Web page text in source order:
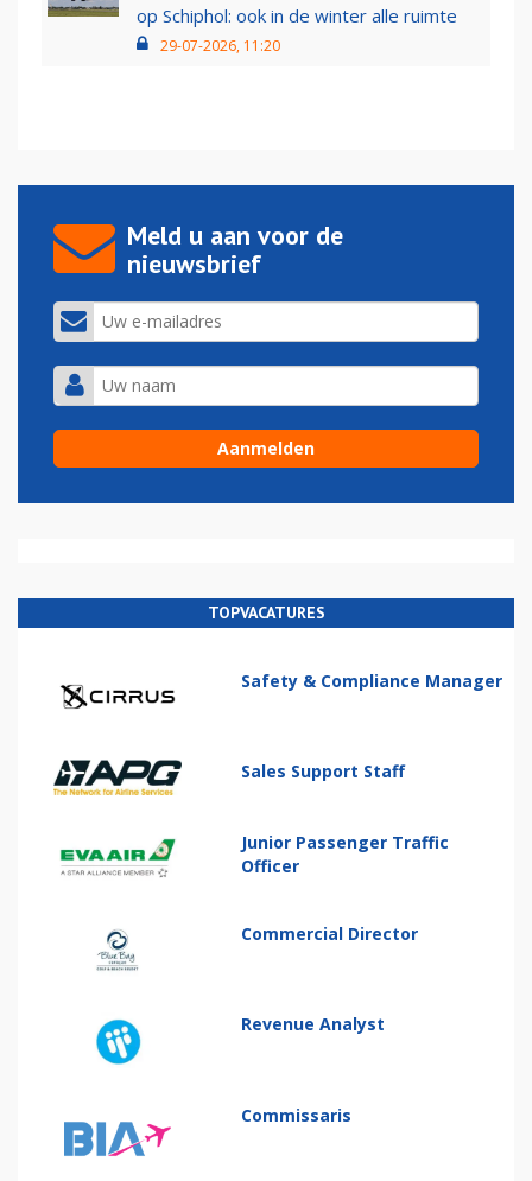
op Schiphol: ook in de winter alle ruimte
29-07-2026, 11:20
Meld u aan voor de
nieuwsbrief
TOPVACATURES
Safety & Compliance Manager
Sales Support Staff
Junior Passenger Traffic
Officer
Commercial Director
Revenue Analyst
Commissaris